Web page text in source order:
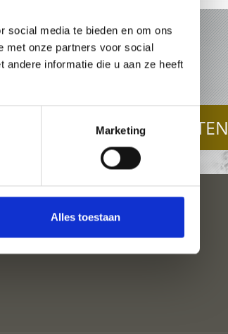
social media te bieden en om ons
met onze partners voor social
andere informatie die u aan ze heeft
Marketing
Alles toestaan
TOP-EVENEMENTEN